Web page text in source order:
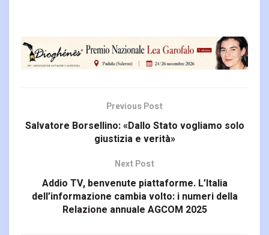
Previous Post
Salvatore Borsellino: «Dallo Stato vogliamo solo
giustizia e verità»
Next Post
Addio TV, benvenute piattaforme. L’Italia
dell’informazione cambia volto: i numeri della
Relazione annuale AGCOM 2025